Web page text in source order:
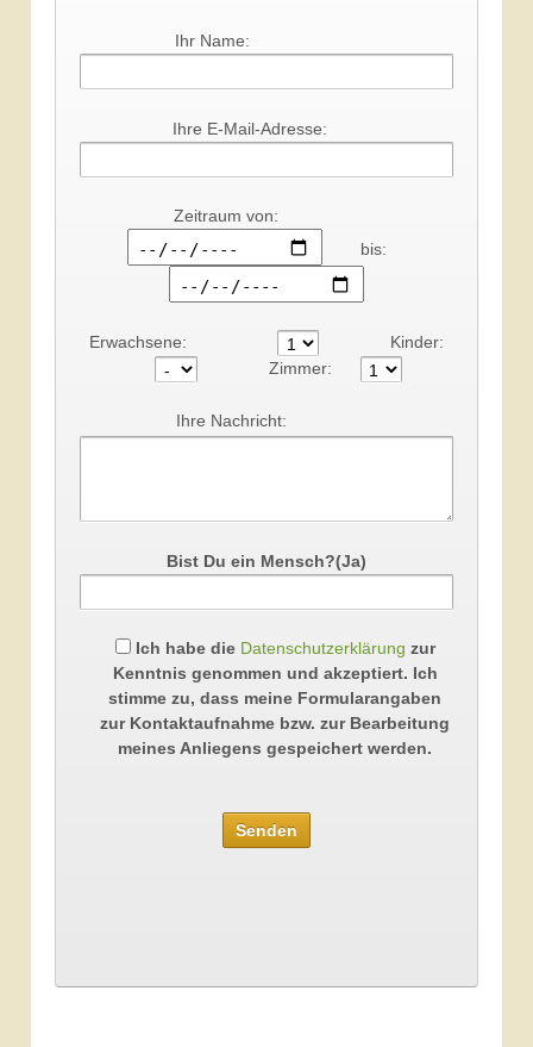
Ihr Name:
Ihre E-Mail-Adresse:
Zeitraum von:
bis:
Erwachsene:
Kinder:
Zimmer:
Ihre Nachricht:
Bist Du ein Mensch?(Ja)
Ich habe die Datenschutzerklärung zur
Kenntnis genommen und akzeptiert. Ich
stimme zu, dass meine Formularangaben
zur Kontaktaufnahme bzw. zur Bearbeitung
meines Anliegens gespeichert werden.